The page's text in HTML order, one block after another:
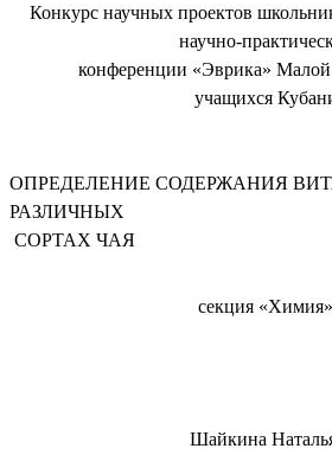
Конкурс научных проектов
научно-
конференции «Эврика» Малой
учащихся
ОПРЕДЕЛЕНИЕ СОДЕРЖАНИЯ
РАЗЛИЧНЫХ
СОРТАХ ЧАЯ
секция «Химия»
Шайкина